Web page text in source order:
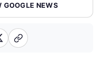
GOOGLE NEWS